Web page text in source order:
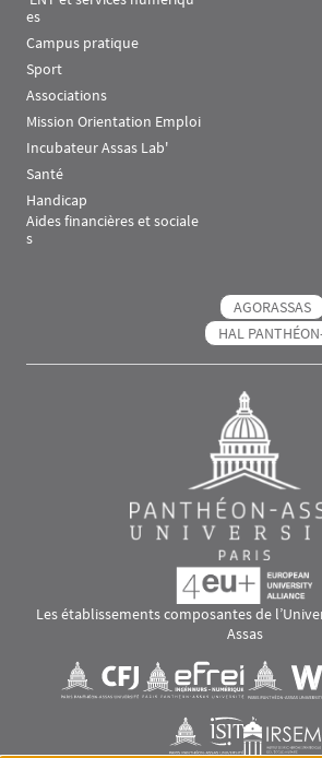
es
Campus pratique
Sport
Associations
Mission Orientation Emploi
Incubateur Assas Lab'
Santé
Handicap
Aides financières et sociale
s
AGORASSAS
HAL
Les établissements composantes de
Assas
Visuel svgVisuel svg Visuel svg
Visuel svgVisuel svg